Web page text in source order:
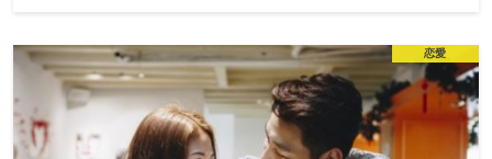
恋愛